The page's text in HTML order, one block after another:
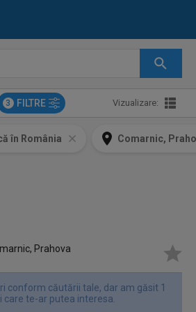
3 FILTRE Vizualizare:
în România Comarnic,
Prahova
conform căutării tale, dar am găsit 1
care te-ar putea interesa.